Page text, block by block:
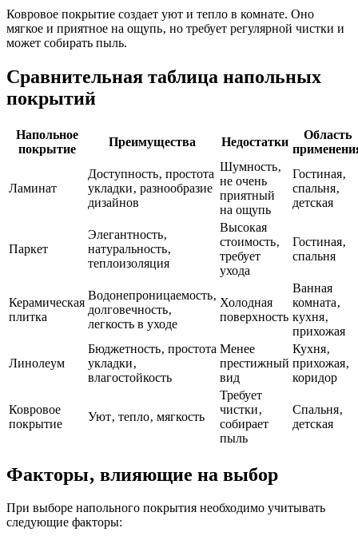
Ковровое покрытие создает уют и тепло в комнате. Оно
мягкое и приятное на ощупь‚ но требует регулярной чистки и
может собирать пыль.
Сравнительная таблица напольных
покрытий
Напольное
покрытие
Преимущества Недостатки
Область
Ламинат
Доступность‚ простота
укладки‚ разнообразие
дизайнов
Шумность‚
не очень
приятный
на ощупь
Гостиная‚
спальня‚
детская
Паркет
Элегантность‚
натуральность‚
теплоизоляция
Высокая
стоимость‚
требует
ухода
Гостиная‚
спальня
Керамическая
плитка
Водонепроницаемость‚
долговечность‚
легкость в уходе
Холодная
поверхность
Ванная
комната‚
кухня‚
прихожая
Линолеум
Бюджетность‚ простота
укладки‚
влагостойкость
Менее
престижный
вид
Кухня‚
прихожая‚
коридор
Ковровое
покрытие
Уют‚ тепло‚ мягкость
Требует
чистки‚
собирает
пыль
Спальня‚
детская
Факторы‚ влияющие на выбор
При выборе напольного покрытия необходимо учитывать
следующие факторы: